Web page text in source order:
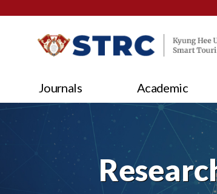
Journals Academic